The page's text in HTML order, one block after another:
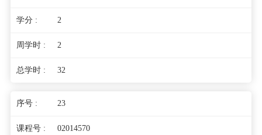
2
2
32
23
02014570